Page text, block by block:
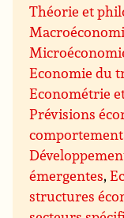
Théorie et
Economie du
Econométrie
Prévisions
émergentes,
structures